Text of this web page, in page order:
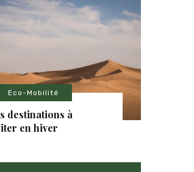
Eco-Mobilité
destinations à
en hiver